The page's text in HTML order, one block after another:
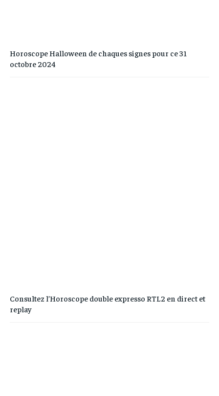
Horoscope Halloween de chaques signes pour ce 31
octobre 2024
Consultez l’Horoscope double expresso RTL2 en direct et
replay